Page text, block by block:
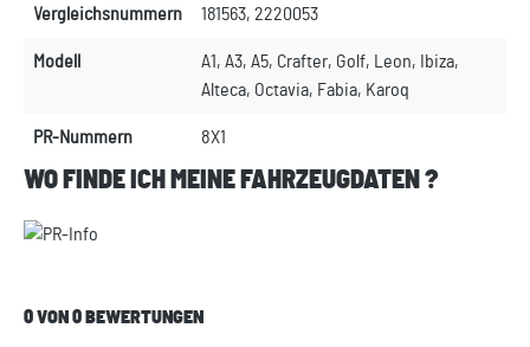
Vergleichsnummern 181563, 2220053
Modell
A1, A3, A5, Crafter, Golf, Leon, Ibiza,
Alteca, Octavia, Fabia, Karoq
PR-Nummern 8X1
WO FINDE ICH MEINE FAHRZEUGDATEN ?
0 VON 0 BEWERTUNGEN